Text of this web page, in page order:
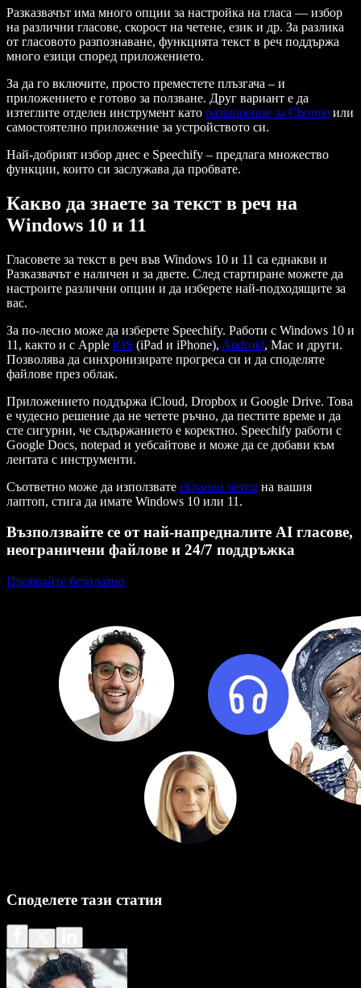
Разказвачът има много опции за настройка на гласа — избор
на различни гласове, скорост на четене, език и др. За разлика
от гласовото разпознаване, функцията текст в реч поддържа
много езици според приложението.
За да го включите, просто преместете плъзгача – и
приложението е готово за ползване. Друг вариант е да
изтеглите отделен инструмент като разширение за Chrome или
самостоятелно приложение за устройството си.
Най-добрият избор днес е Speechify – предлага множество
функции, които си заслужава да пробвате.
Какво да знаете за текст в реч на
Windows 10 и 11
Гласовете за текст в реч във Windows 10 и 11 са еднакви и
Разказвачът е наличен и за двете. След стартиране можете да
настроите различни опции и да изберете най-подходящите за
вас.
За по-лесно може да изберете Speechify. Работи с Windows 10 и
11, както и с Apple iOS (iPad и iPhone), Android, Mac и други.
Позволява да синхронизирате прогреса си и да споделяте
файлове през облак.
Приложението поддържа iCloud, Dropbox и Google Drive. Това
е чудесно решение да не четете ръчно, да пестите време и да
сте сигурни, че съдържанието е коректно. Speechify работи с
Google Docs, notepad и уебсайтове и може да се добави към
лентата с инструменти.
Съответно може да използвате екранен четец на вашия
лаптоп, стига да имате Windows 10 или 11.
Възползвайте се от най-напредналите AI гласове,
неограничени файлове и 24/7 поддръжка
Пробвайте безплатно
Споделете тази статия